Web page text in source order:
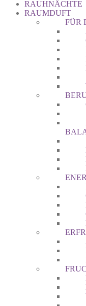
RAUHNÄCHTE
RAUMDUFT
FÜR